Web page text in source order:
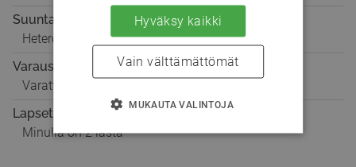
Suuntautuminen
Hetero
Varaustilanne
Varattu
Lapset
Minulla on 2 lasta
Hyväksy kaikki
Vain välttämättömät
MUKAUTA VALINTOJA